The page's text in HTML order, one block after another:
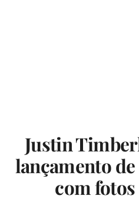
Justin
lançamento
com